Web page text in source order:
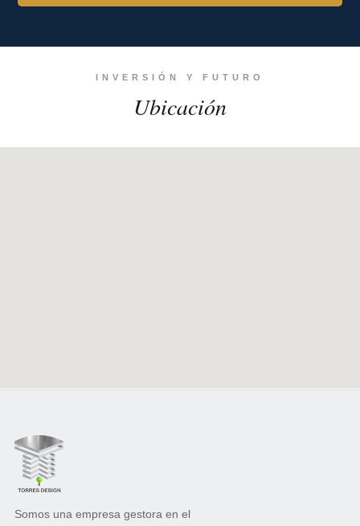
INVERSIÓN Y FUTURO
Ubicación
Somos una empresa gestora en el